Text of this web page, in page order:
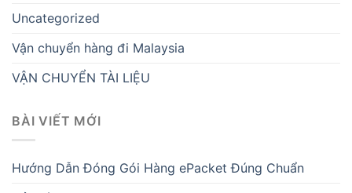
Uncategorized
Vận chuyển hàng đi Malaysia
VẬN CHUYỂN TÀI LIỆU
BÀI VIẾT MỚI
Hướng Dẫn Đóng Gói Hàng ePacket Đúng Chuẩn